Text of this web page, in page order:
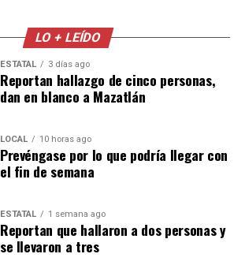
LO + LEÍDO
ESTATAL 3 días ago
Reportan hallazgo de cinco personas,
dan en blanco a Mazatlán
LOCAL 10 horas ago
Prevéngase por lo que podría llegar con
el fin de semana
ESTATAL 1 semana ago
Reportan que hallaron a dos personas y
se llevaron a tres